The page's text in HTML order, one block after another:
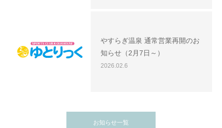
やすらぎ温泉 通常営業再開のお
知らせ（2月7日～）
2026.02.6
お知らせ一覧